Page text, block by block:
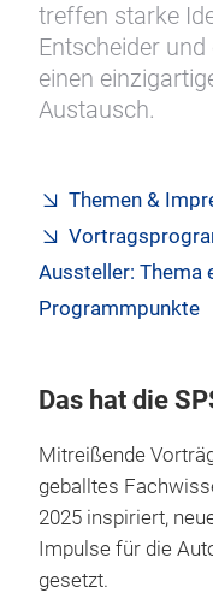
treffen starke
Entscheider
einen
Austausch.
Themen &
Aussteller: Thema
Programmpunkte
Das hat die
Mitreißende
geballtes
2025 inspiriert,
Impulse für die
gesetzt.